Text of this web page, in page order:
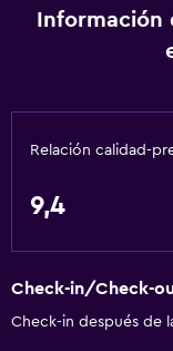
Información
Relación calidad-
9,4
Check-in/Check-
Check-in después de